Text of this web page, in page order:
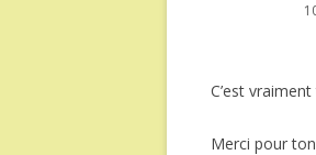
C’est
Merci pour